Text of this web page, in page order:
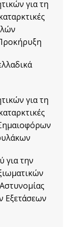
για τη
για τη
για την
Εξετάσεων